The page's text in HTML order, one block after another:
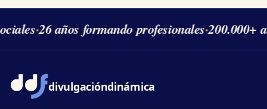
·26 años formando profesionales·200.000+
divulgacióndinámica